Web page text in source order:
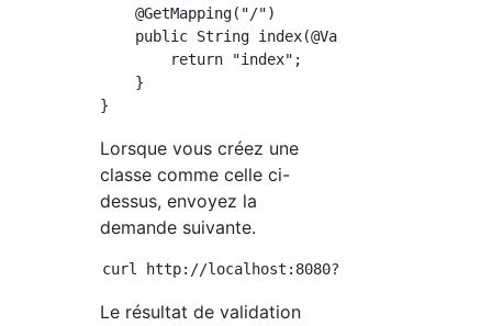
    @GetMapping("/")
public String index(@Validated User
        return "index";
    }
Lorsque vous créez une
classe comme celle ci-
dessus, envoyez la
demande suivante.
Le résultat de validation